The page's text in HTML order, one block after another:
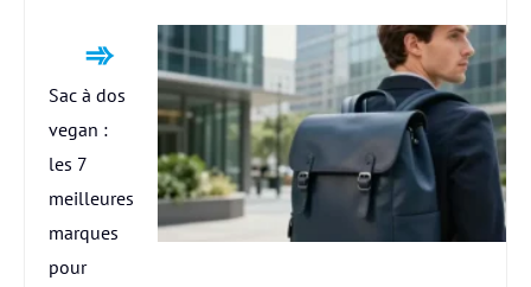
Sac à dos
vegan :
les 7
meilleures
marques
pour